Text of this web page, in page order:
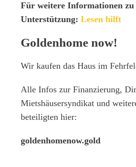
Für weitere Informationen zu
Unterstützung:Lesen hilft
Goldenhome now!
Wir kaufen das Haus im
Alle Infos zur Finanzierung,
Mietshäusersyndikat und
beteiligten hier:
goldenhomenow.gold